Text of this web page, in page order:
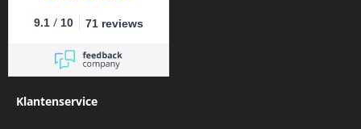
9.1 / 10 71 reviews
Klantenservice